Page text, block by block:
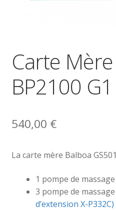
Carte
BP2100 G1
540,00 €
La carte mère Balboa
1 pompe de
3 pompe de
d’extension X-P332C)